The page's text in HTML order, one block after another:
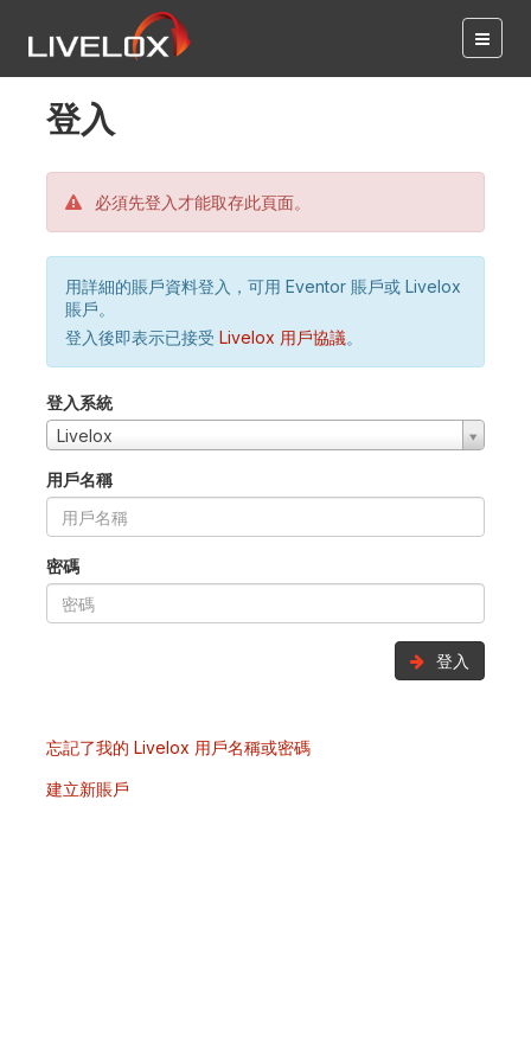
登入
必須先登入才能取存此頁面。
用詳細的賬戶資料登入，可用 Eventor 賬戶或 Livelox
賬戶。
登入後即表示已接受 Livelox 用戶協議。
登入系統
Livelox
用戶名稱
密碼
登入
忘記了我的 Livelox 用戶名稱或密碼
建立新賬戶